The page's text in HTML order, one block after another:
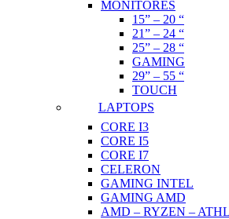
MONITORES
15” – 20 “
21” – 24 “
25” – 28 “
GAMING
29” – 55 “
TOUCH
LAPTOPS
CORE I3
CORE I5
CORE I7
CELERON
GAMING INTEL
GAMING AMD
AMD – RYZEN –